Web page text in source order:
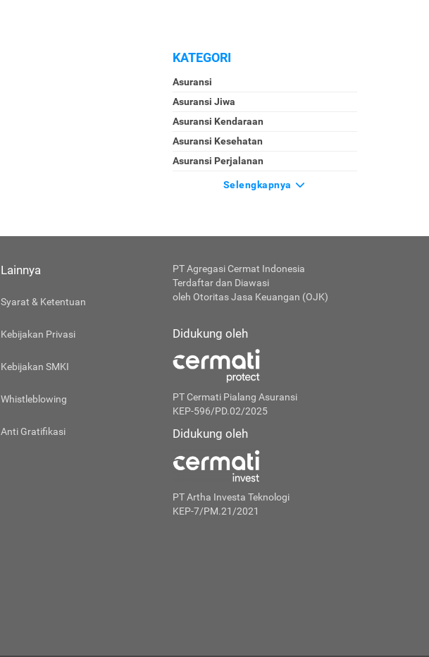
KATEGORI
Asuransi
Asuransi Jiwa
Asuransi Kendaraan
Asuransi Kesehatan
Asuransi Perjalanan
Selengkapnya
Lainnya
Syarat & Ketentuan
Kebijakan Privasi
Kebijakan SMKI
Whistleblowing
Anti Gratifikasi
PT Agregasi Cermat Indonesia
Terdaftar dan Diawasi
oleh Otoritas Jasa Keuangan (OJK)
Didukung oleh
PT Cermati Pialang Asuransi
KEP-596/PD.02/2025
Didukung oleh
PT Artha Investa Teknologi
KEP-7/PM.21/2021